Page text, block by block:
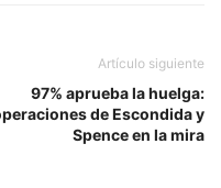
Artículo siguiente
97% aprueba la huelga:
de Escondida y
Spence en la mira